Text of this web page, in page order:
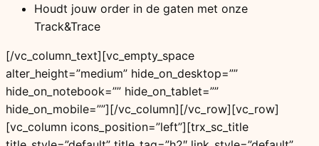
Houdt jouw order in de gaten met onze
Track&Trace
[/vc_column_text][vc_empty_space
alter_height=”medium” hide_on_desktop=””
hide_on_notebook=”” hide_on_tablet=””
hide_on_mobile=””][/vc_column][/vc_row][vc_row]
[vc_column icons_position=”left”][trx_sc_title